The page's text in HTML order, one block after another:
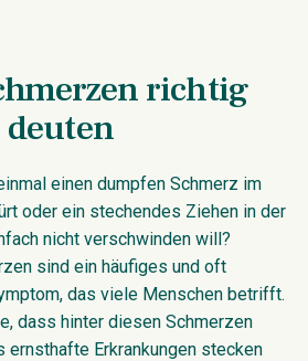
richtig
deuten
einen dumpfen Schmerz im
oder ein stechendes Ziehen in der
nicht verschwinden will?
sind ein häufiges und oft
das viele Menschen betrifft.
dass hinter diesen Schmerzen
ernsthafte Erkrankungen stecken